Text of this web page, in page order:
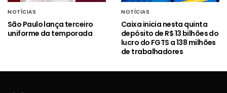
NOTÍCIAS
São Paulo lança terceiro
uniforme da temporada
NOTÍCIAS
Caixa inicia nesta quinta
depósito de R$ 13 bilhões do
lucro do FGTS a 138 milhões
de trabalhadores